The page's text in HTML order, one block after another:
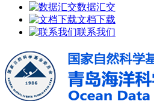
数据汇交
文档下载
联系我们